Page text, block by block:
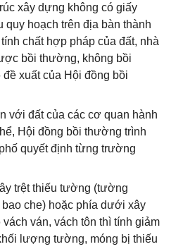
xây dựng không có giấy
quy hoạch trên địa bàn thành
chất hợp pháp của đất, nhà
bồi thường, không bồi
xuất của Hội đồng bồi
với đất của các cơ quan hành
Hội đồng bồi thường trình
quyết định từng trường
trệt thiếu tường (tường
che) hoặc phía dưới xây
ván, vách tôn thì tính giảm
lượng tường, móng bị thiếu